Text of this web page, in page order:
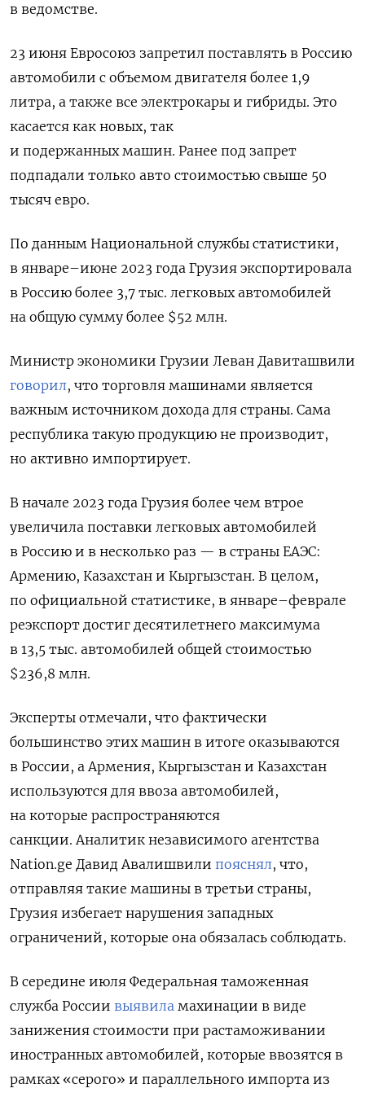
в ведомстве.
23 июня Евросоюз запретил поставлять в Россию
автомобили с объемом двигателя более 1,9
литра, а также все электрокары и гибриды. Это
касается как новых, так
и подержанных машин. Ранее под запрет
подпадали только авто стоимостью свыше 50
тысяч евро.
По данным Национальной службы статистики,
в январе–июне 2023 года Грузия экспортировала
в Россию более 3,7 тыс. легковых автомобилей
на общую сумму более $52 млн.
Министр экономики Грузии Леван Давиташвили
говорил, что торговля машинами является
важным источником дохода для страны. Сама
республика такую продукцию не производит,
но активно импортирует.
В начале 2023 года Грузия более чем втрое
увеличила поставки легковых автомобилей
в Россию и в несколько раз — в страны ЕАЭС:
Армению, Казахстан и Кыргызстан. В целом,
по официальной статистике, в январе–феврале
реэкспорт достиг десятилетнего максимума
в 13,5 тыс. автомобилей общей стоимостью
$236,8 млн.
Эксперты отмечали, что фактически
большинство этих машин в итоге оказываются
в России, а Армения, Кыргызстан и Казахстан
используются для ввоза автомобилей,
на которые распространяются
санкции.Аналитик независимого агентства
Nation.ge Давид Авалишвили пояснял, что,
отправляя такие машины в третьи страны,
Грузия избегает нарушения западных
ограничений, которые она обязалась соблюдать.
В середине июля Федеральная таможенная
служба России выявила махинации в виде
занижения стоимости при растаможивании
иностранных автомобилей, которые ввозятся в
рамках «серого» и параллельного импорта из